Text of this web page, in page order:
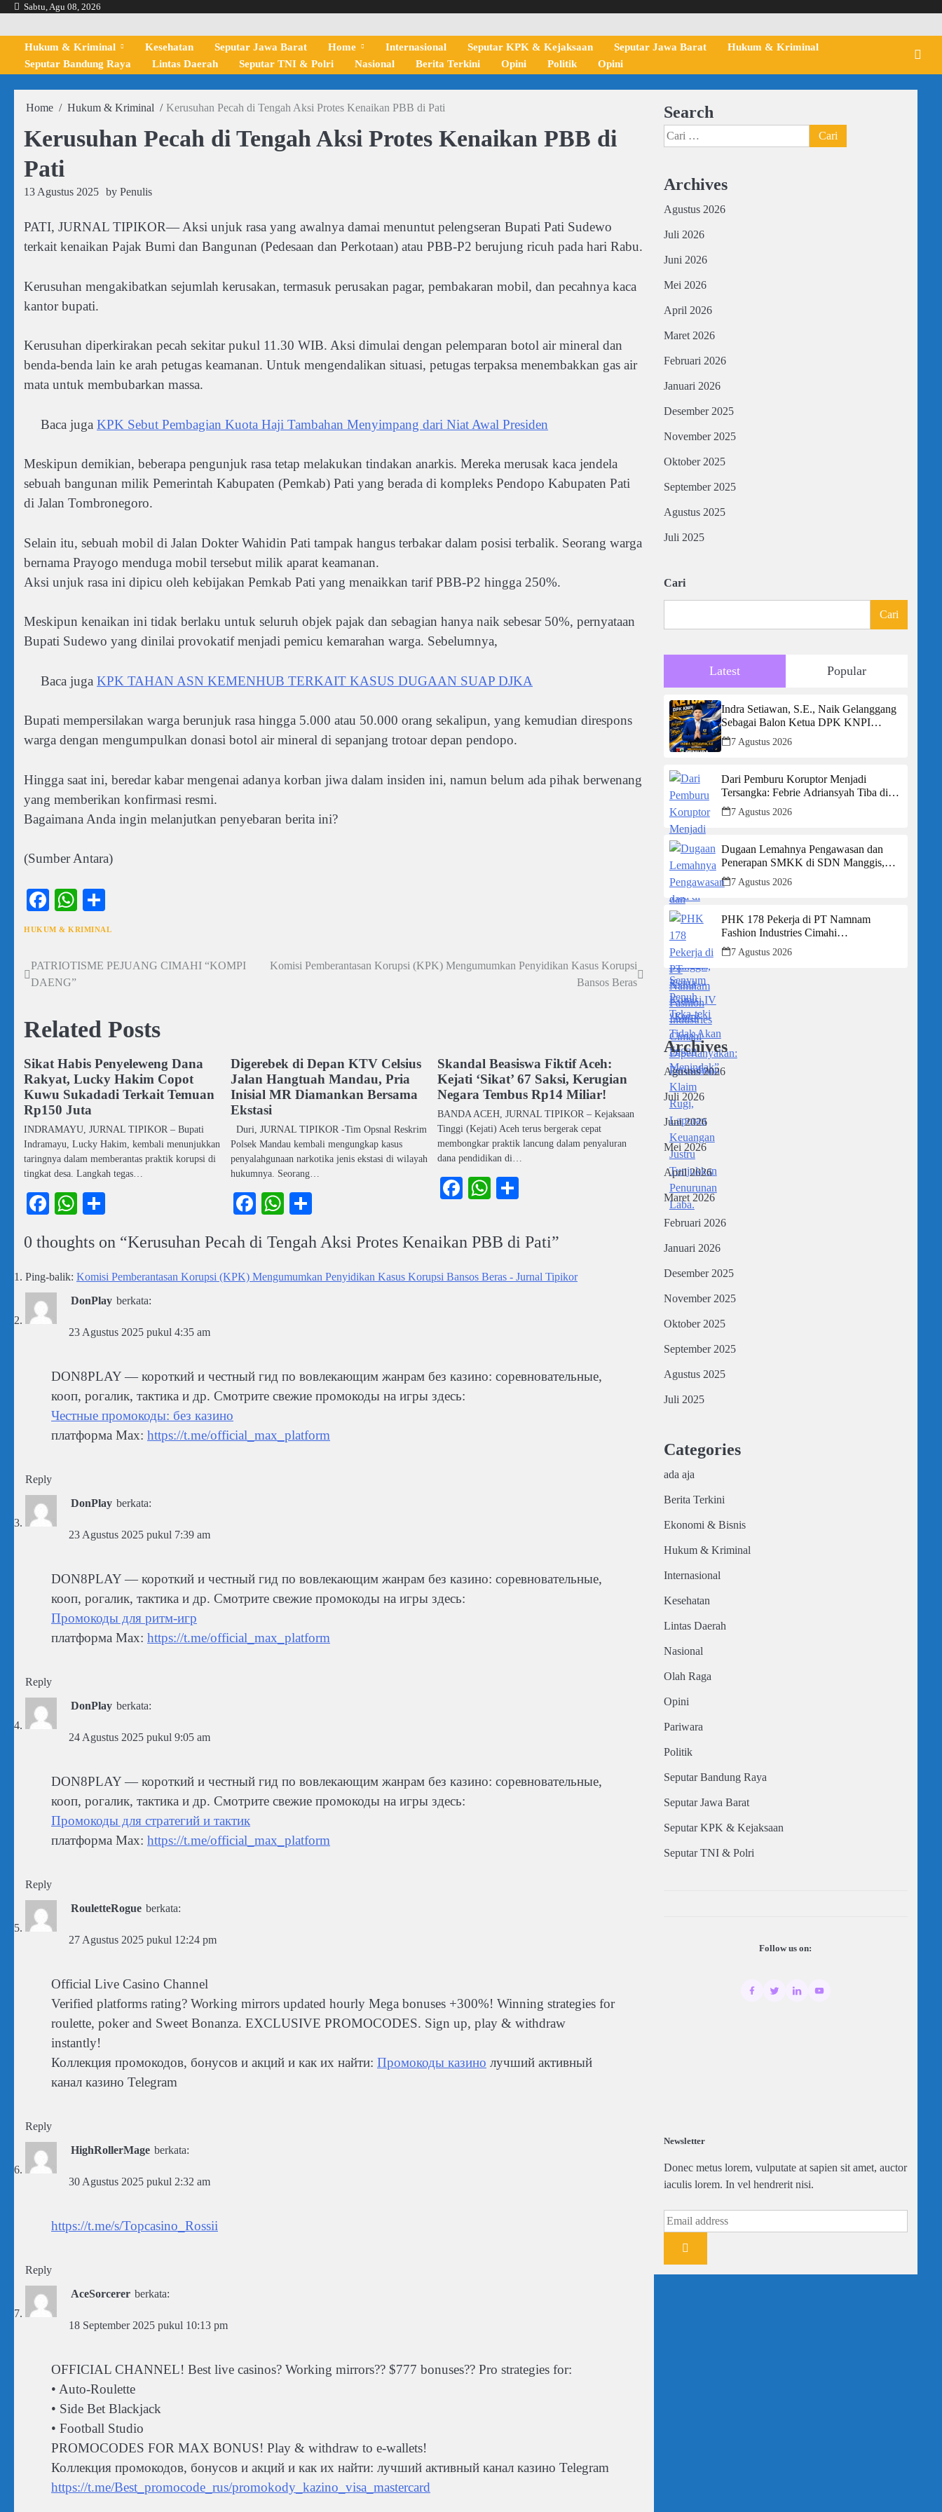
Skip
content
Sabtu, Agu 08, 2026
Hukum & Kriminal Kesehatan Seputar Jawa Barat Home Internasional Seputar KPK & Kejaksaan Seputar Jawa Barat
Hukum & Kriminal
Seputar Bandung Raya
Lintas Daerah Seputar TNI & Polri Nasional Berita Terkini Opini Politik Opini
Home Hukum & Kriminal Kerusuhan Pecah di Tengah Aksi Protes Kenaikan PBB di Pati
Kerusuhan Pecah di Tengah Aksi Protes Kenaikan PBB di
Pati
13 Agustus 2025 by Penulis
PATI, JURNAL TIPIKOR— Aksi unjuk rasa yang awalnya damai menuntut pelengseran Bupati Pati Sudewo
terkait kenaikan Pajak Bumi dan Bangunan (Pedesaan dan Perkotaan) atau PBB-P2 berujung ricuh pada hari Rabu.
Kerusuhan mengakibatkan sejumlah kerusakan, termasuk perusakan pagar, pembakaran mobil, dan pecahnya kaca
kantor bupati.
Kerusuhan diperkirakan pecah sekitar pukul 11.30 WIB. Aksi dimulai dengan pelemparan botol air mineral dan
benda-benda lain ke arah petugas keamanan. Untuk mengendalikan situasi, petugas terpaksa menembakkan gas air
mata untuk membubarkan massa.
Baca juga KPK Sebut Pembagian Kuota Haji Tambahan Menyimpang dari Niat Awal Presiden
Meskipun demikian, beberapa pengunjuk rasa tetap melakukan tindakan anarkis. Mereka merusak kaca jendela
sebuah bangunan milik Pemerintah Kabupaten (Pemkab) Pati yang berada di kompleks Pendopo Kabupaten Pati
di Jalan Tombronegoro.
Selain itu, sebuah mobil di Jalan Dokter Wahidin Pati tampak hangus terbakar dalam posisi terbalik. Seorang warga
bernama Prayogo menduga mobil tersebut milik aparat keamanan.
Aksi unjuk rasa ini dipicu oleh kebijakan Pemkab Pati yang menaikkan tarif PBB-P2 hingga 250%.
Meskipun kenaikan ini tidak berlaku untuk seluruh objek pajak dan sebagian hanya naik sebesar 50%, pernyataan
Bupati Sudewo yang dinilai provokatif menjadi pemicu kemarahan warga. Sebelumnya,
Baca juga KPK TAHAN ASN KEMENHUB TERKAIT KASUS DUGAAN SUAP DJKA
Bupati mempersilakan warga berunjuk rasa hingga 5.000 atau 50.000 orang sekalipun, yang kemudian direspons
warga dengan mengumpulkan donasi botol air mineral di sepanjang trotoar depan pendopo.
Hingga saat ini, beredar kabar mengenai adanya korban jiwa dalam insiden ini, namun belum ada pihak berwenang
yang memberikan konfirmasi resmi.
Bagaimana Anda ingin melanjutkan penyebaran berita ini?
(Sumber Antara)
Facebook
WhatsApp
HUKUM & KRIMINAL
Navigasi
PATRIOTISME PEJUANG CIMAHI “KOMPI
DAENG”
Komisi Pemberantasan Korupsi (KPK) Mengumumkan Penyidikan Kasus Korupsi
Bansos Beras
Related Posts
Sikat Habis Penyeleweng Dana
Rakyat, Lucky Hakim Copot
Kuwu Sukadadi Terkait Temuan
Rp150 Juta
INDRAMAYU, JURNAL TIPIKOR – Bupati
Indramayu, Lucky Hakim, kembali menunjukkan
taringnya dalam memberantas praktik korupsi di
tingkat desa. Langkah tegas…
Facebook
WhatsApp
Digerebek di Depan KTV Celsius
Jalan Hangtuah Mandau, Pria
Inisial MR Diamankan Bersama
Ekstasi
Duri, JURNAL TIPIKOR -Tim Opsnal Reskrim
Polsek Mandau kembali mengungkap kasus
penyalahgunaan narkotika jenis ekstasi di wilayah
hukumnya. Seorang…
Facebook
WhatsApp
Skandal Beasiswa Fiktif Aceh:
Kejati ‘Sikat’ 67 Saksi, Kerugian
Negara Tembus Rp14 Miliar!
BANDA ACEH, JURNAL TIPIKOR – Kejaksaan
Tinggi (Kejati) Aceh terus bergerak cepat
membongkar praktik lancung dalam penyaluran
dana pendidikan di…
Facebook
WhatsApp
0 thoughts on “Kerusuhan Pecah di Tengah Aksi Protes Kenaikan PBB di Pati”
Ping-balik: Komisi Pemberantasan Korupsi (KPK) Mengumumkan Penyidikan Kasus Korupsi Bansos Beras - Jurnal Tipikor
DonPlay berkata:
23 Agustus 2025 pukul 4:35 am
DON8PLAY — короткий и честный гид по вовлекающим жанрам без казино: соревновательные,
кооп, рогалик, тактика и др. Смотрите свежие промокоды на игры здесь:
Честные промокоды: без казино
платформа Max: https://t.me/official_max_platform
Reply
DonPlay berkata:
23 Agustus 2025 pukul 7:39 am
DON8PLAY — короткий и честный гид по вовлекающим жанрам без казино: соревновательные,
кооп, рогалик, тактика и др. Смотрите свежие промокоды на игры здесь:
Промокоды для ритм-игр
платформа Max: https://t.me/official_max_platform
Reply
DonPlay berkata:
24 Agustus 2025 pukul 9:05 am
DON8PLAY — короткий и честный гид по вовлекающим жанрам без казино: соревновательные,
кооп, рогалик, тактика и др. Смотрите свежие промокоды на игры здесь:
Промокоды для стратегий и тактик
платформа Max: https://t.me/official_max_platform
Reply
RouletteRogue berkata:
27 Agustus 2025 pukul 12:24 pm
Official Live Casino Channel
Verified platforms rating? Working mirrors updated hourly Mega bonuses +300%! Winning strategies for
roulette, poker and Sweet Bonanza. EXCLUSIVE PROMOCODES. Sign up, play & withdraw
instantly!
Коллекция промокодов, бонусов и акций и как их найти: Промокоды казино лучший активный
канал казино Telegram
Reply
HighRollerMage berkata:
30 Agustus 2025 pukul 2:32 am
https://t.me/s/Topcasino_Rossii
Reply
AceSorcerer berkata:
18 September 2025 pukul 10:13 pm
OFFICIAL CHANNEL! Best live casinos? Working mirrors?? $777 bonuses?? Pro strategies for:
• Auto-Roulette
• Side Bet Blackjack
• Football Studio
PROMOCODES FOR MAX BONUS! Play & withdraw to e-wallets!
Коллекция промокодов, бонусов и акций и как их найти: лучший активный канал казино Telegram
https://t.me/Best_promocode_rus/promokody_kazino_visa_mastercard
Search
Cari
untuk:
Archives
Agustus 2026
Juli 2026
Juni 2026
Mei 2026
April 2026
Maret 2026
Februari 2026
Januari 2026
Desember 2025
November 2025
Oktober 2025
September 2025
Agustus 2025
Juli 2025
Cari
Cari
Latest Popular
Indra Setiawan, S.E., Naik Gelanggang
Sebagai Balon Ketua DPK KNPI
Kecamatan Ciambar
7 Agustus 2026
Dari Pemburu Koruptor Menjadi
Tersangka: Febrie Adriansyah Tiba di
Kejagung Berborgol, Bawa Map Biru
dan Senyum Penuh Teka-teki
7 Agustus 2026
Dugaan Lemahnya Pengawasan dan
Penerapan SMKK di SDN Manggis,
Ketua Komisi IV “Kami Tidak Akan
Segan Menindak”
7 Agustus 2026
PHK 178 Pekerja di PT Namnam
Fashion Industries Cimahi
Dipertanyakan: Perusahaan Klaim Rugi,
Laporan Keuangan Justru Tunjukkan
7 Agustus 2026
Archives
Agustus 2026
Juli 2026
Juni 2026
Mei 2026
April 2026
Maret 2026
Februari 2026
Januari 2026
Desember 2025
November 2025
Oktober 2025
September 2025
Agustus 2025
Juli 2025
Categories
ada aja
Berita Terkini
Ekonomi & Bisnis
Hukum & Kriminal
Internasional
Kesehatan
Lintas Daerah
Nasional
Olah Raga
Opini
Pariwara
Politik
Seputar Bandung Raya
Seputar Jawa Barat
Seputar KPK & Kejaksaan
Seputar TNI & Polri
Follow us on:
Newsletter
Donec metus lorem, vulputate at sapien sit amet, auctor
iaculis lorem. In vel hendrerit nisi.